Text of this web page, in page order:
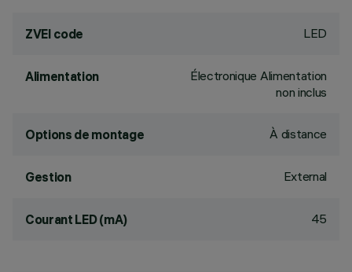
ZVEI code LED
Alimentation
Électronique Alimentation
non inclus
Options de montage À distance
Gestion External
Courant LED (mA) 45